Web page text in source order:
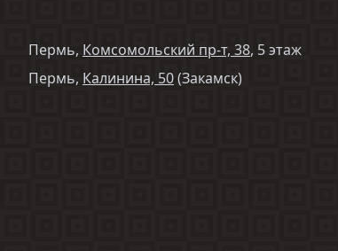
Пермь, Комсомольский пр-т, 38, 5 этаж
Пермь, Калинина, 50(Закамск)